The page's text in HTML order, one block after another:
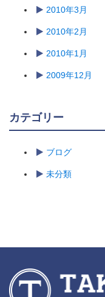
2010年3月
2010年2月
2010年1月
2009年12月
カテゴリー
ブログ
未分類